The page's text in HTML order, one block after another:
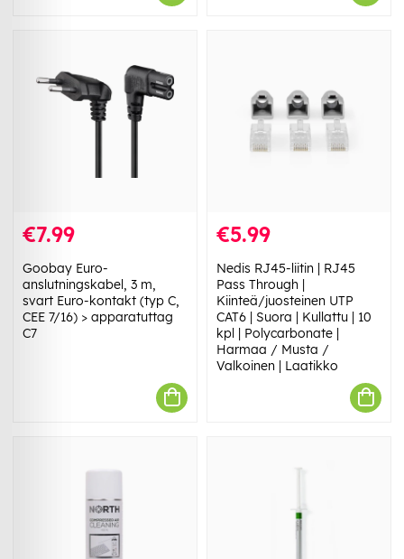
€7.99
Goobay Euro-
anslutningskabel, 3 m,
svart Euro-kontakt (typ C,
CEE 7/16) > apparatuttag
C7
€5.99
Nedis RJ45-liitin | RJ45
Pass Through |
Kiinteä/juosteinen UTP
CAT6 | Suora | Kullattu | 10
kpl | Polycarbonate |
Harmaa / Musta /
Valkoinen | Laatikko